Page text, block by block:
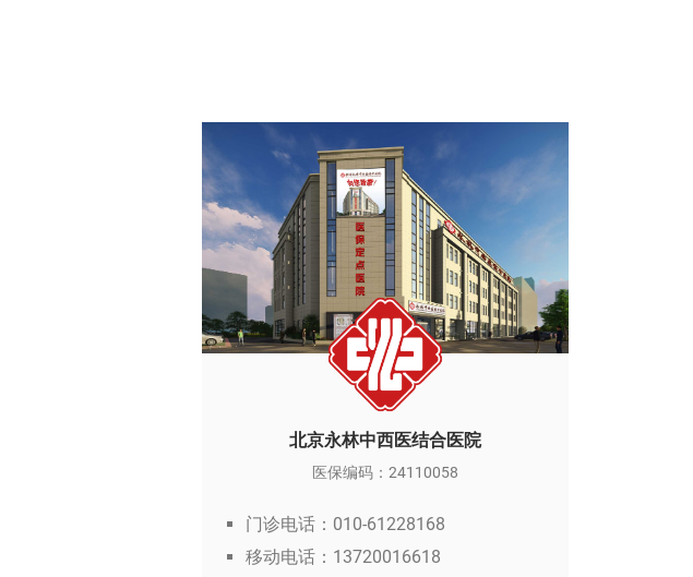
北京永林中西医结合医院
医保编码：24110058
门诊电话：010-61228168
移动电话：13720016618